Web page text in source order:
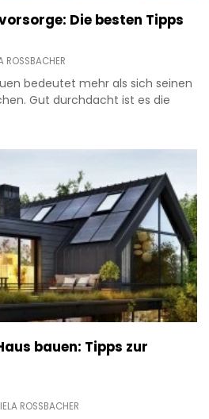
Die besten Tipps
ROSSBACHER
bedeutet mehr als sich seinen
Gut durchdacht ist es die
bauen: Tipps zur
ROSSBACHER